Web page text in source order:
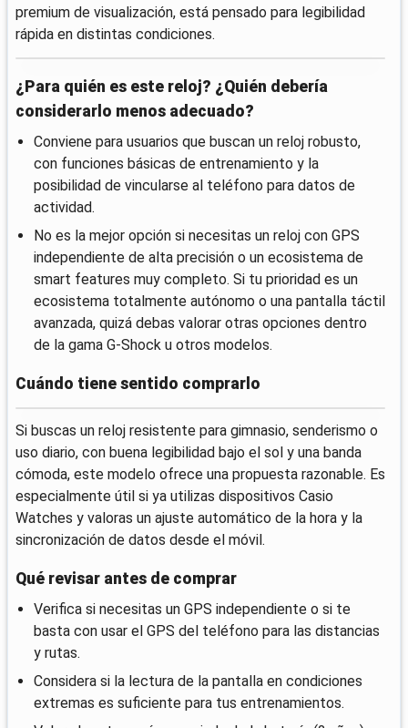
premium de visualización, está pensado para legibilidad
rápida en distintas condiciones.
¿Para quién es este reloj? ¿Quién debería
considerarlo menos adecuado?
Conviene para usuarios que buscan un reloj robusto,
con funciones básicas de entrenamiento y la
posibilidad de vincularse al teléfono para datos de
actividad.
No es la mejor opción si necesitas un reloj con GPS
independiente de alta precisión o un ecosistema de
smart features muy completo. Si tu prioridad es un
ecosistema totalmente autónomo o una pantalla táctil
avanzada, quizá debas valorar otras opciones dentro
de la gama G-Shock u otros modelos.
Cuándo tiene sentido comprarlo
Si buscas un reloj resistente para gimnasio, senderismo o
uso diario, con buena legibilidad bajo el sol y una banda
cómoda, este modelo ofrece una propuesta razonable. Es
especialmente útil si ya utilizas dispositivos Casio
Watches y valoras un ajuste automático de la hora y la
sincronización de datos desde el móvil.
Qué revisar antes de comprar
Verifica si necesitas un GPS independiente o si te
basta con usar el GPS del teléfono para las distancias
y rutas.
Considera si la lectura de la pantalla en condiciones
extremas es suficiente para tus entrenamientos.